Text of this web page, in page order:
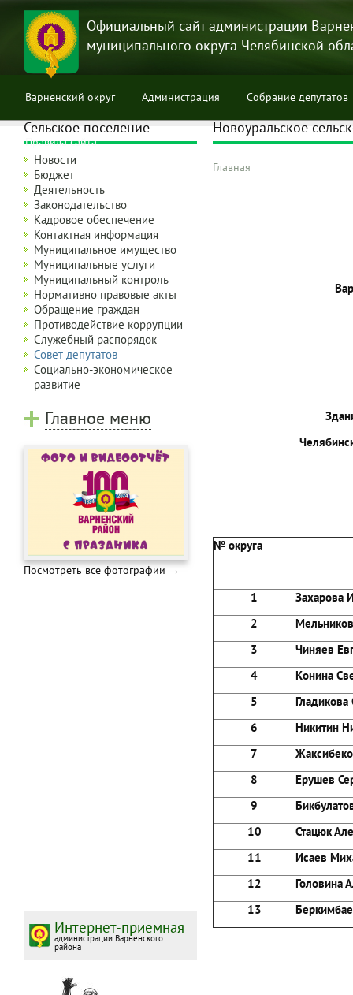
Перейти
основному
содержанию
Официальный сайт администрации
муниципального округа Челябинской
Варненский округ Администрация Собрание депутатов
Правила сайта
Новоуральское
Главная
№ округа
1
2
3
4
5
6
7
8
9
10
11
12
13
Сельское поселение
Новости
Бюджет
Деятельность
Законодательство
Кадровое обеспечение
Контактная информация
Муниципальное имущество
Муниципальные услуги
Муниципальный контроль
Нормативно правовые акты
Обращение граждан
Противодействие коррупции
Служебный распорядок
Совет депутатов
Социально-экономическое
развитие
Главное меню
Посмотреть все фотографии →
Интернет-приемная
администрации Варненского
района